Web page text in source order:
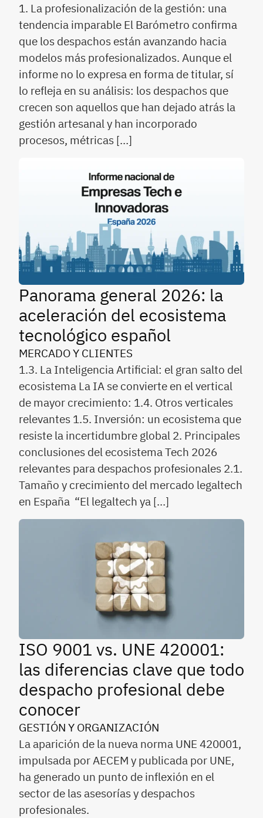
1. La profesionalización de la gestión: una
tendencia imparable El Barómetro confirma
que los despachos están avanzando hacia
modelos más profesionalizados. Aunque el
informe no lo expresa en forma de titular, sí
lo refleja en su análisis: los despachos que
crecen son aquellos que han dejado atrás la
gestión artesanal y han incorporado
procesos, métricas […]
Panorama general 2026: la
aceleración del ecosistema
tecnológico español
MERCADO Y CLIENTES
1.3. La Inteligencia Artificial: el gran salto del
ecosistema La IA se convierte en el vertical
de mayor crecimiento: 1.4. Otros verticales
relevantes 1.5. Inversión: un ecosistema que
resiste la incertidumbre global 2. Principales
conclusiones del ecosistema Tech 2026
relevantes para despachos profesionales 2.1.
Tamaño y crecimiento del mercado legaltech
en España “El legaltech ya […]
ISO 9001 vs. UNE 420001:
las diferencias clave que todo
despacho profesional debe
conocer
GESTIÓN Y ORGANIZACIÓN
La aparición de la nueva norma UNE 420001,
impulsada por AECEM y publicada por UNE,
ha generado un punto de inflexión en el
sector de las asesorías y despachos
profesionales.